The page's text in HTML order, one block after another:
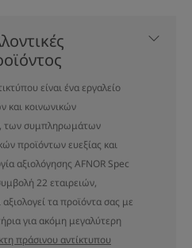
ΤΟΝ ΕΙΔΙΚΌ ΜΑΣ
με [C⁺-
post-biotic
που
είναι ένα εργαλείο
και κοινωνικών
των συμπληρωμάτων
προϊόντων ευεξίας και
αξιολόγησης AFNOR Spec
22 εταιρειών,
τα προϊόντα σας με
για ακόμη μεγαλύτερη
πράσινου αντίκτυπου